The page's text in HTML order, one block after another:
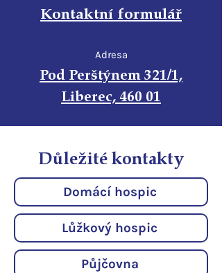
Kontaktní formulář
Adresa
Pod Perštýnem 321/1,
Liberec, 460 01
Důležité kontakty
Domácí hospic
Lůžkový hospic
Půjčovna